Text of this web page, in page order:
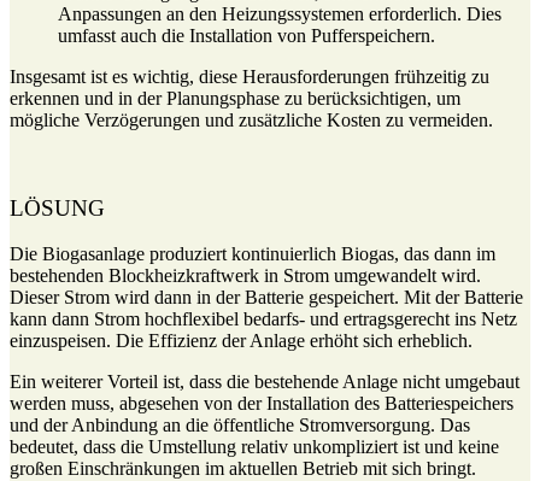
Anpassungen an den Heizungssystemen erforderlich. Dies
umfasst auch die Installation von Pufferspeichern.
Insgesamt ist es wichtig, diese Herausforderungen frühzeitig zu
erkennen und in der Planungsphase zu berücksichtigen, um
mögliche Verzögerungen und zusätzliche Kosten zu vermeiden.
LÖSUNG
Die Biogasanlage produziert kontinuierlich Biogas, das dann im
bestehenden Blockheizkraftwerk in Strom umgewandelt wird.
Dieser Strom wird dann in der Batterie gespeichert. Mit der Batterie
kann dann Strom hochflexibel bedarfs- und ertragsgerecht ins Netz
einzuspeisen. Die Effizienz der Anlage erhöht sich erheblich.
Ein weiterer Vorteil ist, dass die bestehende Anlage nicht umgebaut
werden muss, abgesehen von der Installation des Batteriespeichers
und der Anbindung an die öffentliche Stromversorgung. Das
bedeutet, dass die Umstellung relativ unkompliziert ist und keine
großen Einschränkungen im aktuellen Betrieb mit sich bringt.